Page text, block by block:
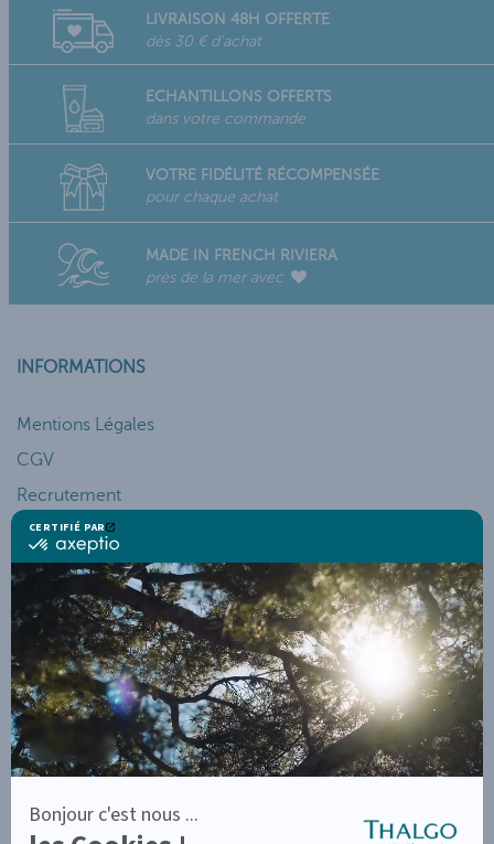
LIVRAISON 48H OFFERTE
dès 30 € d'achat
ECHANTILLONS OFFERTS
dans votre commande
VOTRE FIDÉLITÉ RÉCOMPENSÉE
pour chaque achat
MADE IN FRENCH RIVIERA
près de la mer avec
INFORMATIONS
Mentions Légales
CGV
Recrutement
Actualités
SERVICES ET AIDES
Mon Compte
Suivi de Commande
Service Client
Programme de Fidélité